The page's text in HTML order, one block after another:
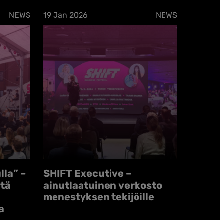
NEWS
–
19 Jan 2026 NEWS
SHIFT Executive –
ainutlaatuinen verkosto
menestyksen tekijöille